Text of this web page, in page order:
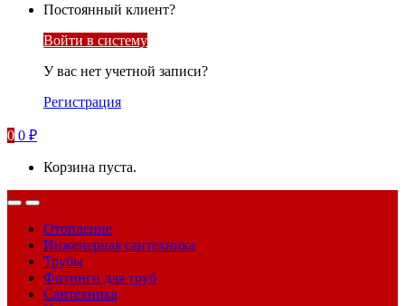
Постоянный клиент?
Войти в систему
У вас нет учетной записи?
Регистрация
0 0 ₽
Корзина пуста.
Отопление
Инженерная сантехника
Трубы
Фитинги для труб
Сантехника